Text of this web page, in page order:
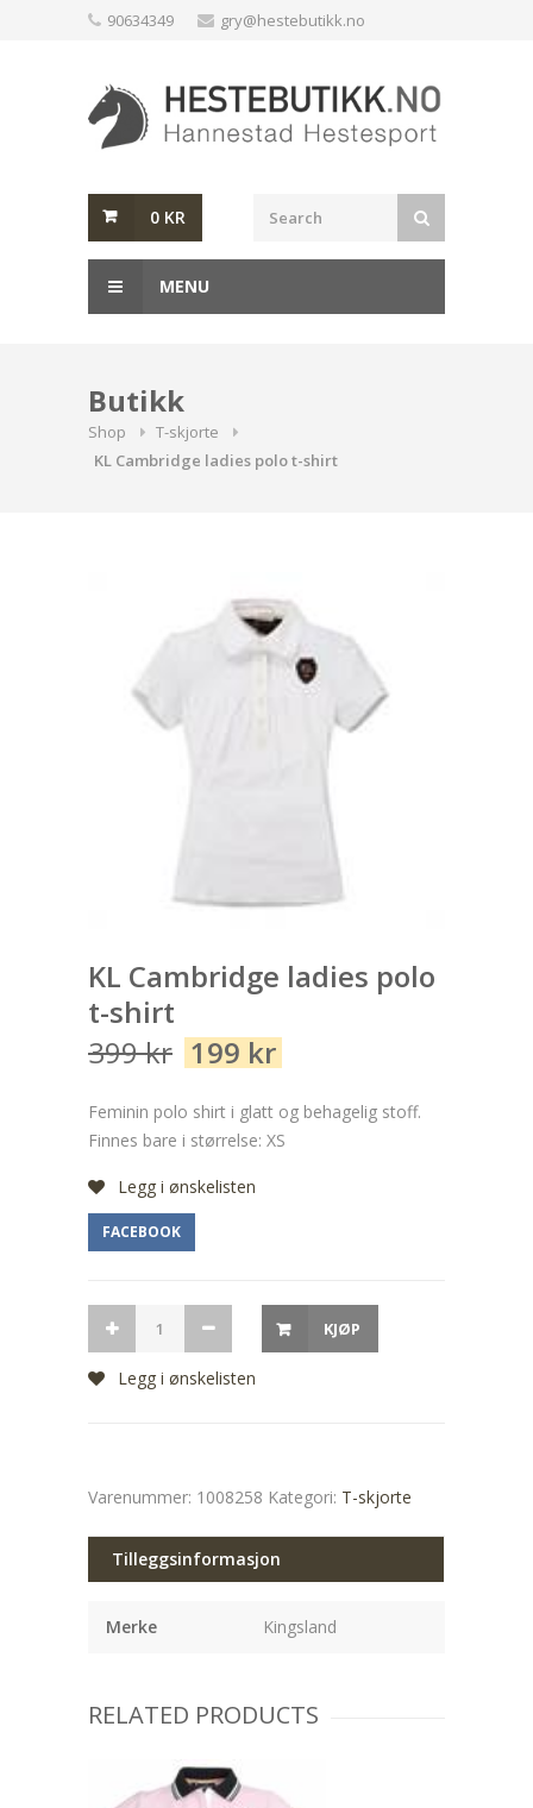
90634349 gry@hestebutikk.no
0 KR
MENU
Butikk
Shop
T-skjorte
KL Cambridge ladies polo t-shirt
KL Cambridge ladies polo
t-shirt
399kr 199 kr
Feminin polo shirt i glatt og behagelig stoff.
Finnes bare i størrelse: XS
Legg i ønskelisten
FACEBOOK
KJØP
Legg i ønskelisten
Varenummer: 1008258 Kategori: T-skjorte
Tilleggsinformasjon
Merke Kingsland
RELATED PRODUCTS